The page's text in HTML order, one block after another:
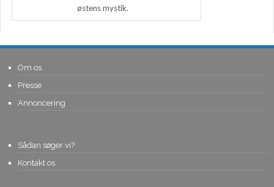
østens mystik.
Om os
Presse
Annoncering
Sådan søger vi?
Kontakt os